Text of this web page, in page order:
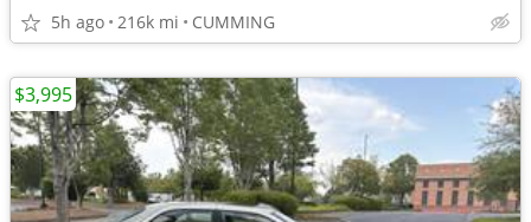
5h ago 216k mi CUMMING
$3,995